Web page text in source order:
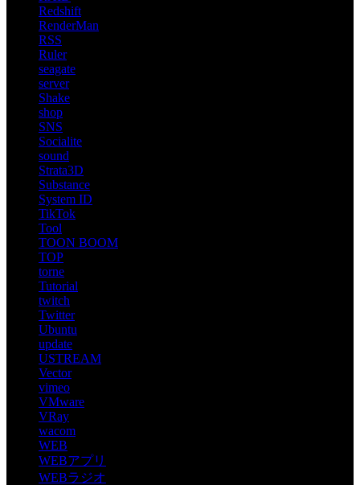
Redshift
RenderMan
RSS
Ruler
seagate
server
Shake
shop
SNS
Socialite
sound
Strata3D
Substance
System ID
TikTok
Tool
TOON BOOM
TOP
torne
Tutorial
twitch
Twitter
Ubuntu
update
USTREAM
Vector
vimeo
VMware
VRay
wacom
WEB
WEBアプリ
WEBラジオ